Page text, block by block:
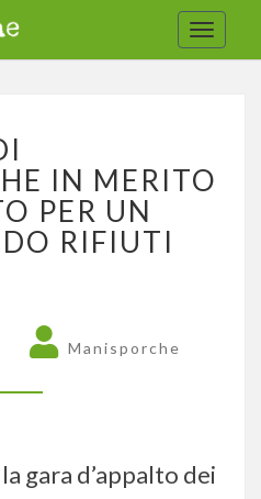
Toggle
MANISPORCHE
IN
MERITO
AL
NUOVO
BANDO
RIFIUTI
IN MERITO
PER UN
RIFIUTI
Manisporche
gara d’appalto dei